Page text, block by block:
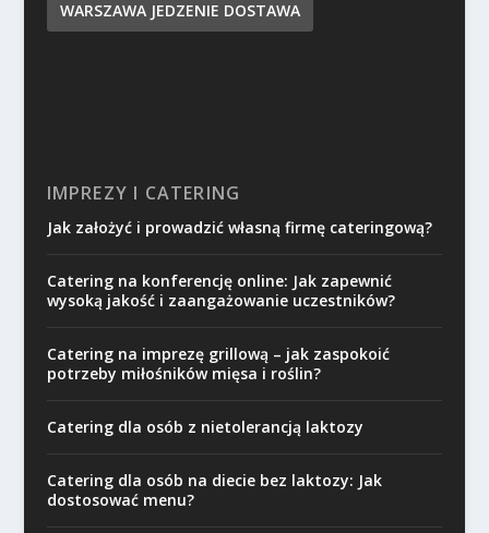
WARSZAWA JEDZENIE DOSTAWA
IMPREZY I CATERING
Jak założyć i prowadzić własną firmę cateringową?
Catering na konferencję online: Jak zapewnić
wysoką jakość i zaangażowanie uczestników?
Catering na imprezę grillową – jak zaspokoić
potrzeby miłośników mięsa i roślin?
Catering dla osób z nietolerancją laktozy
Catering dla osób na diecie bez laktozy: Jak
dostosować menu?